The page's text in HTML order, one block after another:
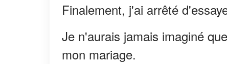
Finalement, j'ai arrêté
Je n'aurais jamais imaginé
mon mariage.